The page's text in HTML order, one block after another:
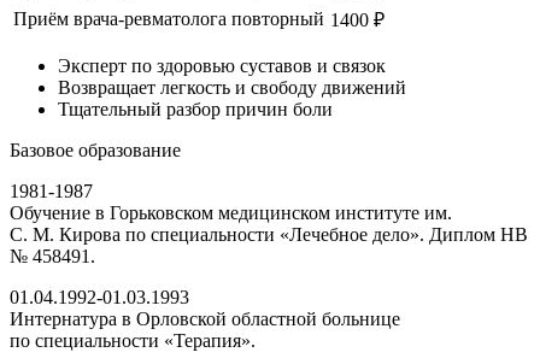
Приём врача-ревматолога повторный 1400 ₽
Эксперт по здоровью суставов и связок
Возвращает легкость и свободу движений
Тщательный разбор причин боли
Базовое образование
1981-1987
Обучение в Горьковском медицинском институте им.
С. М. Кирова по специальности «Лечебное дело». Диплом НВ
№ 458491.
01.04.1992-01.03.1993
Интернатура в Орловской областной больнице
по специальности «Терапия».